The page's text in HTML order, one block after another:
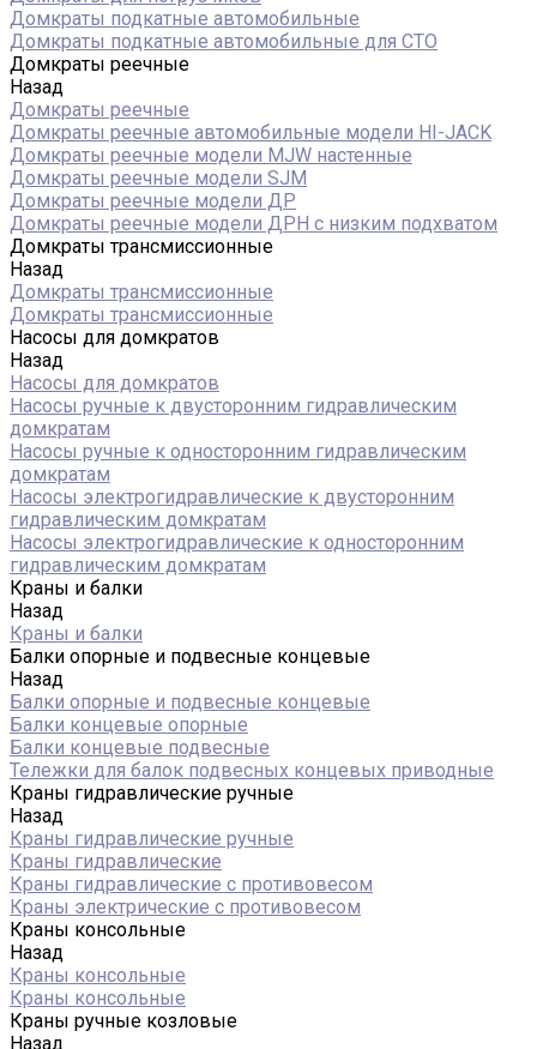
Домкраты подкатные автомобильные
Домкраты подкатные автомобильные для СТО
Домкраты реечные
Назад
Домкраты реечные
Домкраты реечные автомобильные модели HI-JACK
Домкраты реечные модели MJW настенные
Домкраты реечные модели SJM
Домкраты реечные модели ДР
Домкраты реечные модели ДРН с низким подхватом
Домкраты трансмиссионные
Назад
Домкраты трансмиссионные
Домкраты трансмиссионные
Насосы для домкратов
Назад
Насосы для домкратов
Насосы ручные к двусторонним гидравлическим
домкратам
Насосы ручные к односторонним гидравлическим
домкратам
Насосы электрогидравлические к двусторонним
гидравлическим домкратам
Насосы электрогидравлические к односторонним
гидравлическим домкратам
Краны и балки
Назад
Краны и балки
Балки опорные и подвесные концевые
Назад
Балки опорные и подвесные концевые
Балки концевые опорные
Балки концевые подвесные
Тележки для балок подвесных концевых приводные
Краны гидравлические ручные
Назад
Краны гидравлические ручные
Краны гидравлические
Краны гидравлические с противовесом
Краны электрические с противовесом
Краны консольные
Назад
Краны консольные
Краны консольные
Краны ручные козловые
Назад